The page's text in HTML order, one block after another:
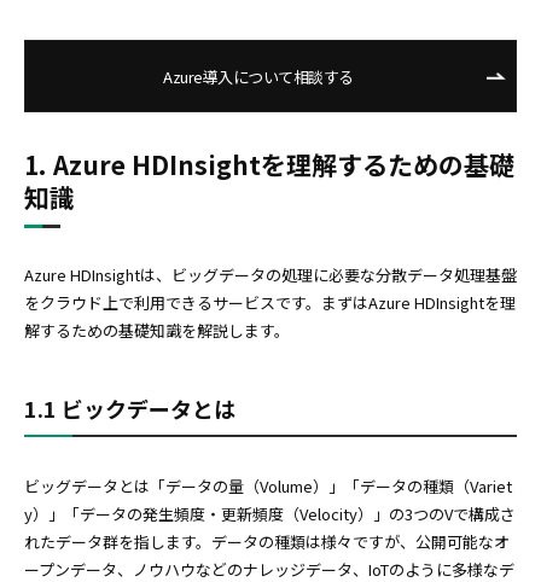
Azure導入について相談する
1. Azure HDInsightを理解するための基礎
知識
Azure HDInsightは、ビッグデータの処理に必要な分散データ処理基盤
をクラウド上で利用できるサービスです。まずはAzure HDInsightを理
解するための基礎知識を解説します。
1.1 ビックデータとは
ビッグデータとは「データの量（Volume）」「データの種類（Variet
y）」「データの発生頻度・更新頻度（Velocity）」の3つのVで構成さ
れたデータ群を指します。データの種類は様々ですが、公開可能なオ
ープンデータ、ノウハウなどのナレッジデータ、IoTのように多様なデ